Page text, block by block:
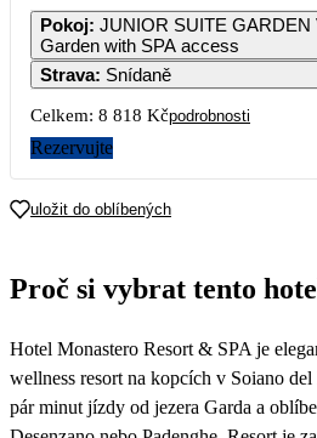
1
5 899
5
12
4 409
19
4 409
20
4 409
4 409 4 409 4 409 4 779
Pokoj: JUNIOR SUITE GARDEN
Garden with SPA access
Strava: Snídaně
Celkem: 8 818 Kčpodrobnosti
Rezervujte
uložit do oblíbených
Proč si vybrat tento
Hotel Monastero Resort & SPA je
wellness resort na kopcích v Soiano
pár minut jízdy od jezera Garda a